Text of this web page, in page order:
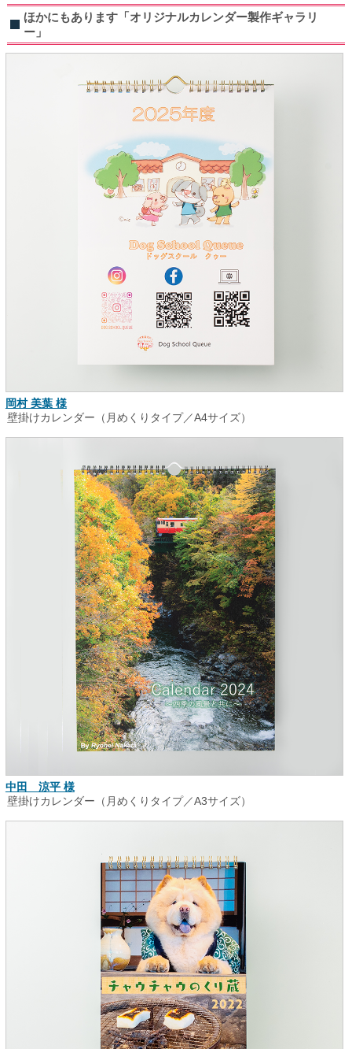
ほかにもあります「オリジナルカレンダー製作ギャラリ
ー」
岡村 美葉 様
壁掛けカレンダー（月めくりタイプ／A4サイズ）
中田 涼平 様
壁掛けカレンダー（月めくりタイプ／A3サイズ）